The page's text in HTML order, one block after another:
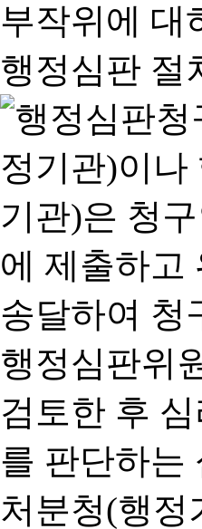
부작위에 대
행정심판 절